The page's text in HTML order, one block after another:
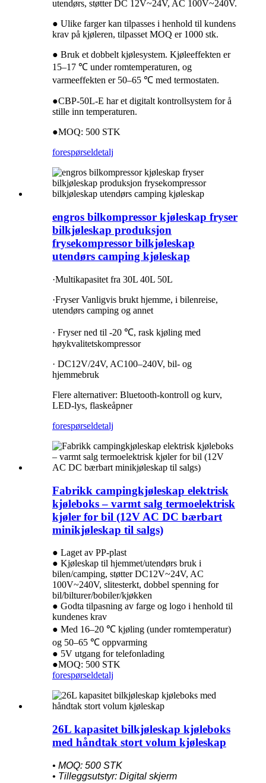
utendørs, støtter DC 12V~24V, AC 100V~240V.
● Ulike farger kan tilpasses i henhold til kundens
krav på kjøleren, tilpasset MOQ er 1000 stk.
● Bruk et dobbelt kjølesystem. Kjøleeffekten er
15–17 ℃ under romtemperaturen, og
varmeeffekten er 50–65 ℃ med termostaten.
●CBP-50L-E har et digitalt kontrollsystem for å
stille inn temperaturen.
●MOQ: 500 STK
forespørseldetalj
engros bilkompressor kjøleskap fryser
bilkjøleskap produksjon
frysekompressor bilkjøleskap
utendørs camping kjøleskap
·Multikapasitet fra 30L 40L 50L
·Fryser Vanligvis brukt hjemme, i bilenreise,
utendørs camping og annet
· Fryser ned til -20 ℃, rask kjøling med
høykvalitetskompressor
· DC12V/24V, AC100–240V, bil- og
hjemmebruk
Flere alternativer: Bluetooth-kontroll og kurv,
LED-lys, flaskeåpner
forespørseldetalj
Fabrikk campingkjøleskap elektrisk
kjøleboks – varmt salg termoelektrisk
kjøler for bil (12V AC DC bærbart
minikjøleskap til salgs)
● Laget av PP-plast
● Kjøleskap til hjemmet/utendørs bruk i
bilen/camping, støtter DC12V~24V, AC
100V~240V, slitesterkt, dobbel spenning for
bil/bilturer/bobiler/kjøkken
● Godta tilpasning av farge og logo i henhold til
kundenes krav
● Med 16–20 ℃ kjøling (under romtemperatur)
og 50–65 ℃ oppvarming
● 5V utgang for telefonlading
●MOQ: 500 STK
forespørseldetalj
26L kapasitet bilkjøleskap kjøleboks
med håndtak stort volum kjøleskap
• MOQ: 500 STK
• Tilleggsutstyr: Digital skjerm